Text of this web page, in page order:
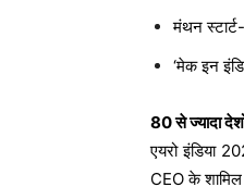
मंथन
‘मेक इन
80 से ज्यादा
एयरो इंडिया
CEO के